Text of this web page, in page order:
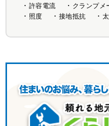
許容電流
クランプメ
照度
接地抵抗